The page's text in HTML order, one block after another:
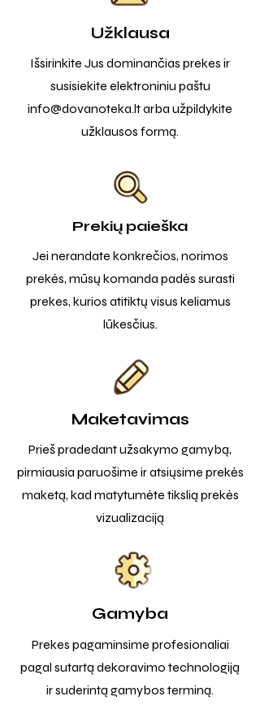
Užklausa
Išsirinkite Jus dominančias prekes ir
susisiekite elektroniniu paštu
info@dovanoteka.ltarba užpildykite
užklausos formą.
Prekių paieška
Jei nerandate konkrečios, norimos
prekės, mūsų komanda padės surasti
prekes, kurios atitiktų visus keliamus
lūkesčius.
Maketavimas
Prieš pradedant užsakymo gamybą,
pirmiausia paruošime ir atsiųsime prekės
maketą, kad matytumėte tikslią prekės
vizualizaciją
Gamyba
Prekes pagaminsime profesionaliai
pagal sutartą dekoravimo technologiją
ir suderintą gamybos terminą.